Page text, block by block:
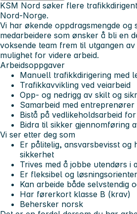
KSM Nord søker flere
Nord-Norge.
Vi har økende oppdragsmengde og
medarbeidere som ønsker å bli en
voksende team frem til utgangen
mulighet for videre arbeid.
Arbeidsoppgaver
Manuell trafikkdirigering med
Trafikkavvikling ved veiarbeid
Opp- og nedrigg av skilt og
Samarbeid med
Bistå på vedlikeholdsarbeid
Bidra til sikker gjennomføring
Vi ser etter deg som
Er pålitelig, ansvarsbevisst og
sikkerhet
Trives med å jobbe utendørs i
Er fleksibel og
Kan arbeide både selvstendig
Har førerkort klasse B (krav)
Behersker norsk